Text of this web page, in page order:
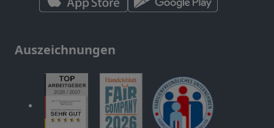
Auszeichnungen